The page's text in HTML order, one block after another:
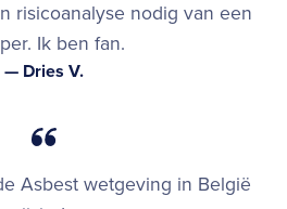
risicoanalyse nodig van een
Ik ben fan.
— Dries V.
Asbest wetgeving in België